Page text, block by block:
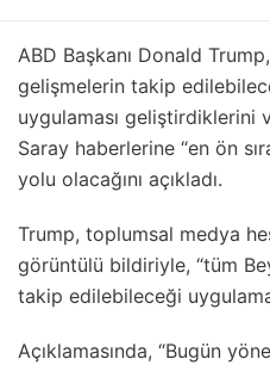
ABD Başkanı Donald
gelişmelerin takip
uygulaması geliştirdiklerini
Saray haberlerine “en ön
yolu olacağını açıkladı.
Trump, toplumsal medya
görüntülü bildiriyle, “tüm
takip edilebileceği
Açıklamasında, “Bugün